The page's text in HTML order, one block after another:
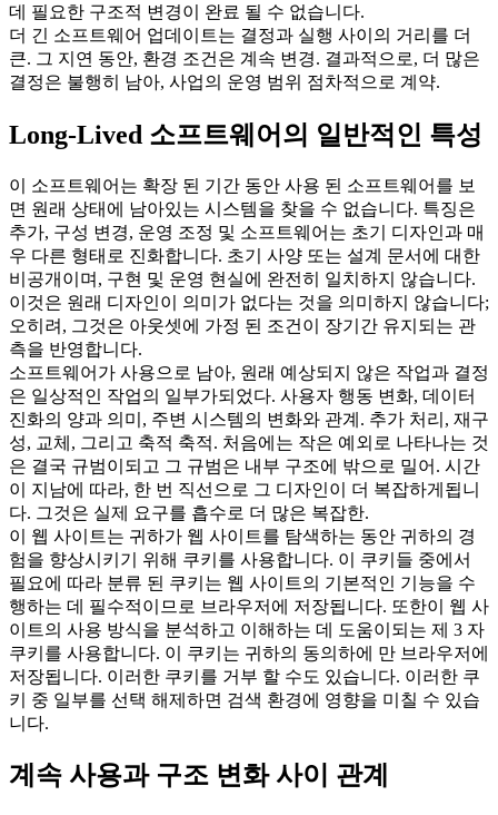
데 필요한 구조적 변경이 완료 될 수 없습니다.
더 긴 소프트웨어 업데이트는 결정과 실행 사이의 거리를 더
큰. 그 지연 동안, 환경 조건은 계속 변경. 결과적으로, 더 많은
결정은 불행히 남아, 사업의 운영 범위 점차적으로 계약.
Long-Lived 소프트웨어의 일반적인 특성
이 소프트웨어는 확장 된 기간 동안 사용 된 소프트웨어를 보
면 원래 상태에 남아있는 시스템을 찾을 수 없습니다. 특징은
추가, 구성 변경, 운영 조정 및 소프트웨어는 초기 디자인과 매
우 다른 형태로 진화합니다. 초기 사양 또는 설계 문서에 대한
비공개이며, 구현 및 운영 현실에 완전히 일치하지 않습니다.
이것은 원래 디자인이 의미가 없다는 것을 의미하지 않습니다;
오히려, 그것은 아웃셋에 가정 된 조건이 장기간 유지되는 관
측을 반영합니다.
소프트웨어가 사용으로 남아, 원래 예상되지 않은 작업과 결정
은 일상적인 작업의 일부가되었다. 사용자 행동 변화, 데이터
진화의 양과 의미, 주변 시스템의 변화와 관계. 추가 처리, 재구
성, 교체, 그리고 축적 축적. 처음에는 작은 예외로 나타나는 것
은 결국 규범이되고 그 규범은 내부 구조에 밖으로 밀어. 시간
이 지남에 따라, 한 번 직선으로 그 디자인이 더 복잡하게됩니
다. 그것은 실제 요구를 흡수로 더 많은 복잡한.
이 웹 사이트는 귀하가 웹 사이트를 탐색하는 동안 귀하의 경
험을 향상시키기 위해 쿠키를 사용합니다. 이 쿠키들 중에서
필요에 따라 분류 된 쿠키는 웹 사이트의 기본적인 기능을 수
행하는 데 필수적이므로 브라우저에 저장됩니다. 또한이 웹 사
이트의 사용 방식을 분석하고 이해하는 데 도움이되는 제 3 자
쿠키를 사용합니다. 이 쿠키는 귀하의 동의하에 만 브라우저에
저장됩니다. 이러한 쿠키를 거부 할 수도 있습니다. 이러한 쿠
키 중 일부를 선택 해제하면 검색 환경에 영향을 미칠 수 있습
니다.
계속 사용과 구조 변화 사이 관계